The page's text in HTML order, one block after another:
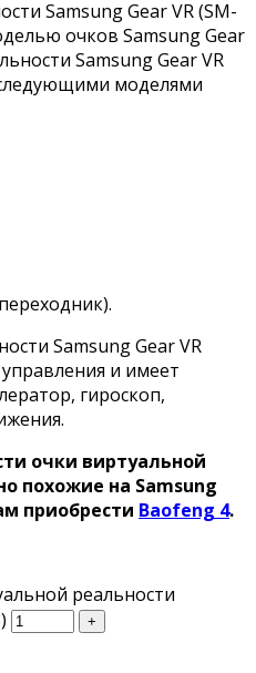
Samsung Gear VR (SM-
очков Samsung Gear
Samsung Gear VR
моделями
Samsung Gear VR
и имеет
гироскоп,
очки виртуальной
похожие на Samsung
приобрести Baofeng 4.
реальности